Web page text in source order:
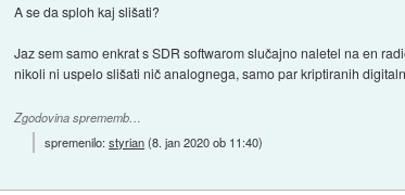
A se da sploh kaj slišati?
Jaz sem samo enkrat s SDR softwarom slučajno naletel na en
nikoli ni uspelo slišati nič analognega, samo par kriptiranih
Zgodovina sprememb…
spremenilo:styrian(8. jan 2020 ob 11:40)